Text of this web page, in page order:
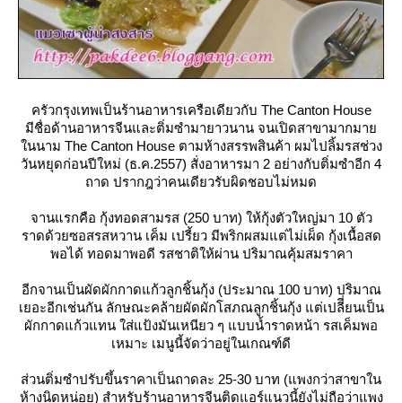
ครัวกรุงเทพเป็นร้านอาหารเครือเดียวกับ The Canton House
มีชื่อด้านอาหารจีนและติ่มซำมายาวนาน จนเปิดสาขามากมา
นนาม The Canton House ตามห้างสรรพสินค้า ผมไปลิ้มรสช่วง
วันหยุดก่อนปีใหม่ (ธ.ค.2557) สั่งอาหารมา 2 อย่างกับติ่มซำอีก 4
ถาด ปรากฎว่าคนเดียวรับผิดชอบไม่หมด
จานแรกคือ กุ้งทอดสามรส (250 บาท) ให้กุ้งตัวใหญ่มา 10 ตัว
ราดด้วยซอสรสหวาน เค็ม เปรี้ยว มีพริกผสมแต่ไม่เผ็ด กุ้งเนื้อสด
พอได้ ทอดมาพอดี รสชาติให้ผ่าน ปริมาณคุ้มสมราคา
อีกจานเป็นผัดผักกาดแก้วลูกชิ้นกุ้ง (ประมาณ 100 บาท) ปริมาณ
เยอะอีกเช่นกัน ลักษณะคล้ายผัดผักโสภณลูกชิ้นกุ้ง แต่เปลีี่ยนเป็น
ผักกาดแก้วแทน ใส่แป้งมันเหนียว ๆ แบบน้ำราดหน้า รสเค็มพอ
เหมาะ เมนูนี้จัดว่าอยู่ในเกณฑ์ดี
ส่วนติ่มซำปรับขึ้นราคาเป็นถาดละ 25-30 บาท (แพงกว่าสาขาใน
ห้างนิดหน่อย) สำหรับร้านอาหารจีนติดแอร์แนวนี้ยังไม่ถือว่าแพง